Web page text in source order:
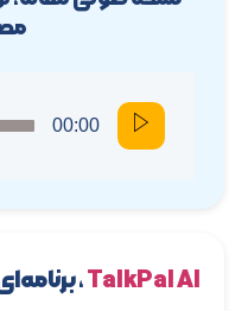
00:00
TalkPal AI،